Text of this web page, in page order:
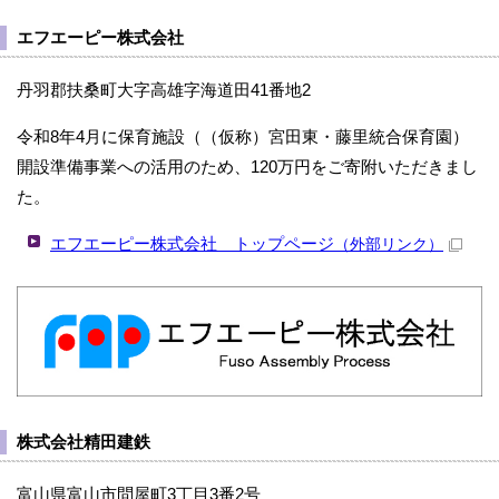
エフエーピー株式会社
丹羽郡扶桑町大字高雄字海道田41番地2
令和8年4月に保育施設（（仮称）宮田東・藤里統合保育園）
開設準備事業への活用のため、120万円をご寄附いただきまし
た。
エフエーピー株式会社 トップページ （外部リンク）
株式会社精田建鉄
富山県富山市問屋町3丁目3番2号